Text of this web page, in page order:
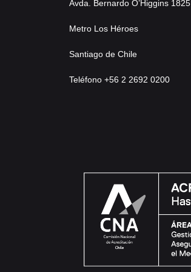
Avda. Bernardo O’Higgins 1825
Metro Los Héroes
Santiago de Chile
Teléfono +56 2 2692 0200